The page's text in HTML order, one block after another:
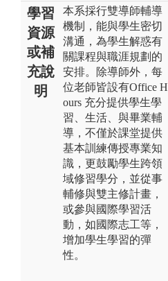
學習
資源
或補
充說
明
本系採行雙導師輔導
機制，能與學生密切
溝通，為學生解惑有
關課程與職涯規劃的
安排。除導師外，每
位老師皆設有Office H
ours 充分提供學生學
習、生活、與畢業輔
導，不僅於課堂提供
基本訓練傳授專業知
識，更鼓勵學生跨領
域修習學分，並從事
輔修與雙主修計畫，
或參與國際學習活
動，如國際志工等，
增加學生學習的彈
性。